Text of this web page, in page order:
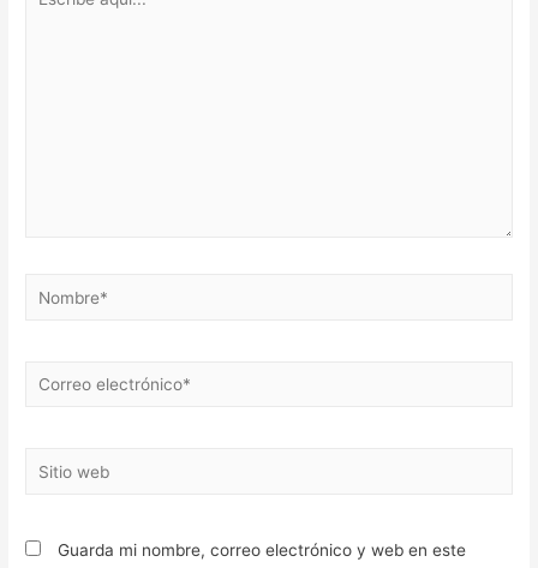
Nombre*
Correo
Sitio
Guarda mi nombre, correo electrónico y web en este